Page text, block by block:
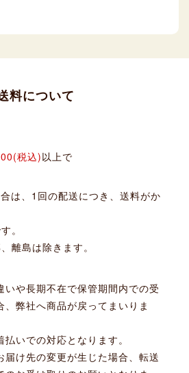
料について
税込)以上で
は、1回の配送につき、送料がか
。
離島は除きます。
いや長期不在で保管期間内での受
、弊社へ商品が戻ってまいりま
いでの対応となります。
届け先の変更が生じた場合、転送